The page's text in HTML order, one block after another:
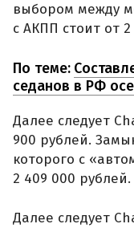
выбором между
с АКПП стоит от
По теме:
седанов в РФ
Далее следует
900 рублей.
которого с
2 409 000 рублей.
Далее следует